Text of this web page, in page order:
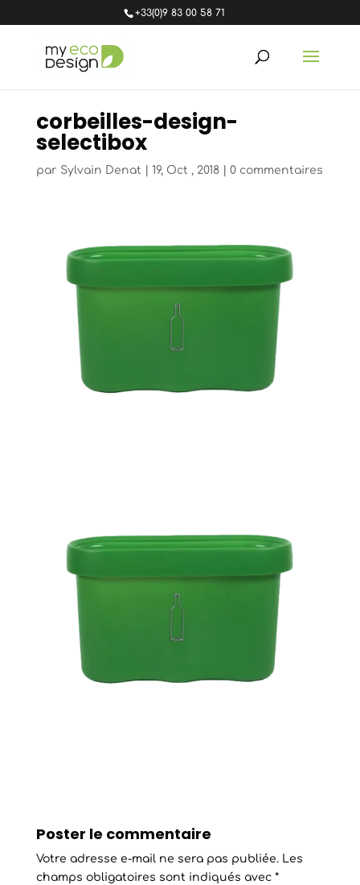
+33(0)9 83 00 58 71
corbeilles-design-
selectibox
par Sylvain Denat 19, Oct , 2018| 0 commentaires
Poster le commentaire
Votre adresse e-mail ne sera pas publiée. Les
champs obligatoires sont indiqués avec *